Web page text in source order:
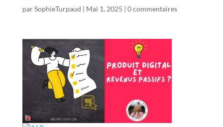
parSophieTurpaud | Mai 1, 2025 | 0 commentaires